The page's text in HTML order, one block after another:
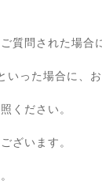
質問された場合
った場合に、
ください。
ざいます。